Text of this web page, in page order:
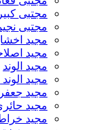
مجتبی کبیری
مجتبی نجیمی
مجید اخشابی
مجید اصلاحی
مجید الوند‎
مجید الوند و
مجید جعفر پور
مجید حائری
مجید خراطها